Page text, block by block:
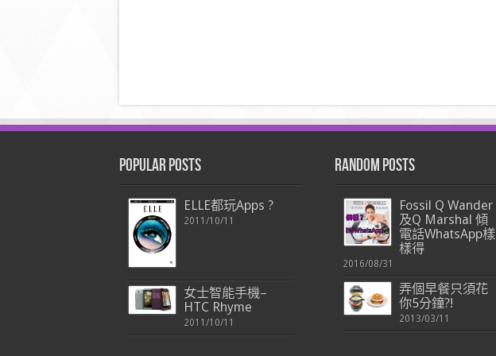
Popular Posts
ELLE都玩Apps ?
2011/10/11
女士智能手機–
HTC Rhyme
2011/10/11
Random Posts
Fossil Q Wander
及Q Marshal 傾
電話WhatsApp樣
樣得
2016/08/31
弄個早餐只須花
你5分鐘?!
2013/03/11